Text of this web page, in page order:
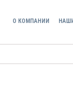
О КОМПАНИИ